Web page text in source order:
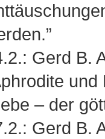
Gerd B.
‒ der
Gerd B.